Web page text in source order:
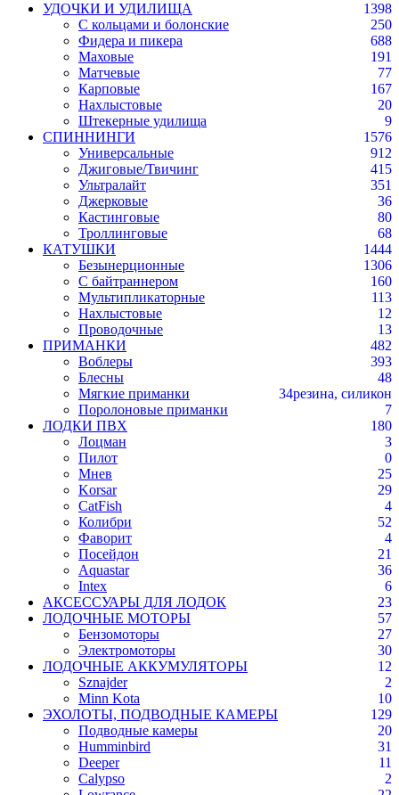
УДОЧКИ И УДИЛИЩА
1398
С кольцами и болонские
250
Фидера и пикера
688
Маховые
191
Матчевые
77
Карповые
167
Нахлыстовые
20
Штекерные удилища
9
СПИННИНГИ
1576
Универсальные
912
Джиговые/Твичинг
415
Ультралайт
351
Джерковые
36
Кастинговые
80
Троллинговые
68
КАТУШКИ
1444
Безынерционные
1306
С байтраннером
160
Мультипликаторные
113
Нахлыстовые
12
Проводочные
13
ПРИМАНКИ
482
Воблеры
393
Блесны
48
Мягкие приманки
резина, силикон
34
Поролоновые приманки
7
ЛОДКИ ПВХ
180
Лоцман
3
Пилот
0
Мнев
25
Korsar
29
CatFish
4
Колибри
52
Фаворит
4
Посейдон
21
Aquastar
36
Intex
6
АКСЕССУАРЫ ДЛЯ ЛОДОК
23
ЛОДОЧНЫЕ МОТОРЫ
57
Бензомоторы
27
Электромоторы
30
ЛОДОЧНЫЕ АККУМУЛЯТОРЫ
12
Sznajder
2
Minn Kota
10
ЭХОЛОТЫ, ПОДВОДНЫЕ КАМЕРЫ
129
Подводные камеры
20
Humminbird
31
Deeper
11
Calypso
2